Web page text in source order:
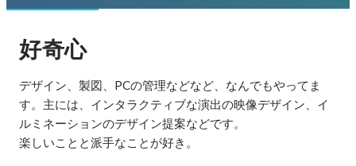
好奇心
デザイン、製図、PCの管理などなど、なんでもやってま
す。主には、インタラクティブな演出の映像デザイン、イ
ルミネーションのデザイン提案などです。